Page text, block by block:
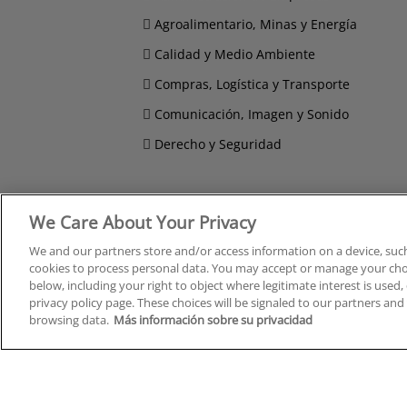
Agroalimentario, Minas y Energía
Calidad y Medio Ambiente
Compras, Logística y Transporte
Comunicación, Imagen y Sonido
Derecho y Seguridad
Cursos en Albacete
Cursos en Alicante
Cursos en Almería
Cursos en Araba/Álava
Cursos en Badajoz
We Care About Your Privacy
We and our partners store and/or access information on a device,
cookies to process personal data. You may accept or manage your
below, including your right to object where legitimate interest is
privacy policy page. These choices will be signaled to our partners
browsing data. Más información sobre su privacidad